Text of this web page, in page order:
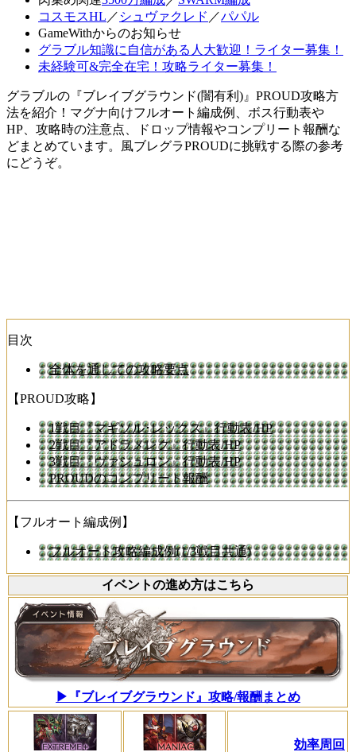
コスモスHL ／ シュヴァクレド ／パパル
GameWithからのお知らせ
グラブル知識に自信がある人大歓迎！ライター募集！
未経験可&完全在宅！攻略ライター募集！
グラブルの『ブレイブグラウンド(闇有利)』PROUD攻略方
法を紹介！マグナ向けフルオート編成例、ボス行動表や
HP、攻略時の注意点、ドロップ情報やコンプリート報酬な
どまとめています。風ブレグラPROUDに挑戦する際の参考
にどうぞ。
目次
全体を通しての攻略要点
【PROUD攻略】
1戦目『マギソル･レックス』行動表/HP
2戦目『アドラメレク』行動表/HP
3戦目『ヴァシュロン』行動表/HP
PROUDのコンプリート報酬
【フルオート編成例】
フルオート攻略編成例(1/3戦目共通)
イベントの進め方はこちら
▶『ブレイブグラウンド』攻略/報酬まとめ
効率周回